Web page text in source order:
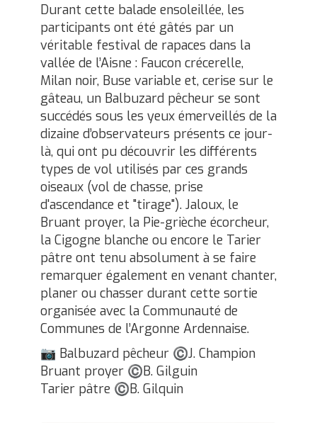
Durant cette balade ensoleillée, les
participants ont été gâtés par un
véritable festival de rapaces dans la
vallée de l’Aisne : Faucon crécerelle,
Milan noir, Buse variable et, cerise sur le
gâteau, un Balbuzard pêcheur se sont
succédés sous les yeux émerveillés de la
dizaine d’observateurs présents ce jour-
là, qui ont pu découvrir les différents
types de vol utilisés par ces grands
oiseaux (vol de chasse, prise
d'ascendance et "tirage"). Jaloux, le
Bruant proyer, la Pie-grièche écorcheur,
la Cigogne blanche ou encore le Tarier
pâtre ont tenu absolument à se faire
remarquer également en venant chanter,
planer ou chasser durant cette sortie
organisée avec la Communauté de
Communes de l’Argonne Ardennaise.
📷 Balbuzard pêcheur ©J. Champion
Bruant proyer ©B. Gilguin
Tarier pâtre ©B. Gilquin